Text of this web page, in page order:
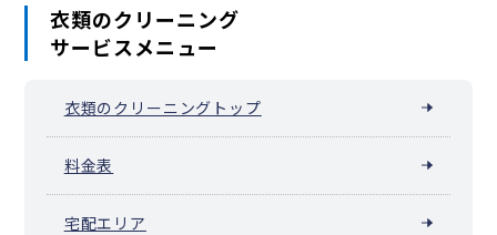
衣類のクリーニング
サービスメニュー
衣類のクリーニングトップ
料金表
宅配エリア